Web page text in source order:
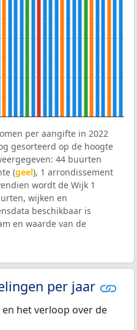
per aangifte in 2022
gesorteerd op de hoogte
44 buurten
(geel), 1 arrondissement
wordt de Wijk 1
wijken en
beschikbaar is
en waarde van de
per jaar
het verloop over de